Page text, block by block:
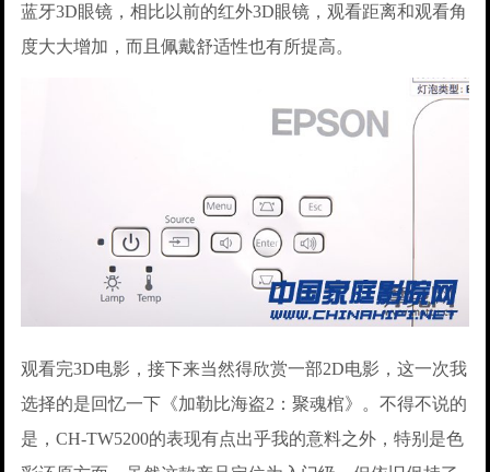
蓝牙3D眼镜，相比以前的红外3D眼镜，观看距离和观看角
度大大增加，而且佩戴舒适性也有所提高。
观看完3D电影，接下来当然得欣赏一部2D电影，这一次我
选择的是回忆一下《加勒比海盗2：聚魂棺》。不得不说的
是，CH-TW5200的表现有点出乎我的意料之外，特别是色